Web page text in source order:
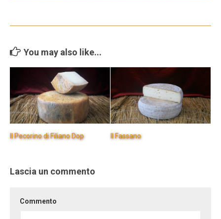
You may also like...
Il Pecorino di Filiano Dop Il Fassano
Lascia un commento
Commento